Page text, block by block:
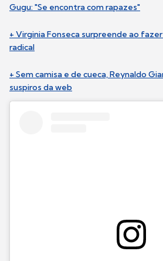
Gugu: "Se encontra com rapazes"
+ Virginia Fonseca surpreende ao
radical
+ Sem camisa e de cueca, Reynaldo
suspiros da web